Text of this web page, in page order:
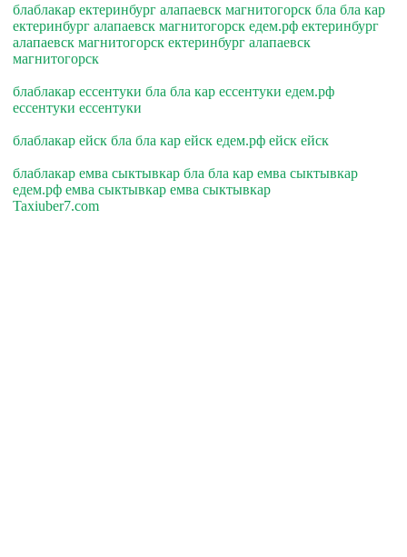
блаблакар ектеринбург алапаевск магнитогорск бла бла кар
ектеринбург алапаевск магнитогорск едем.рф ектеринбург
алапаевск магнитогорск ектеринбург алапаевск
магнитогорск
блаблакар ессентуки бла бла кар ессентуки едем.рф
ессентуки ессентуки
блаблакар ейск бла бла кар ейск едем.рф ейск ейск
блаблакар емва сыктывкар бла бла кар емва сыктывкар
едем.рф емва сыктывкар емва сыктывкар
Taxiuber7.com